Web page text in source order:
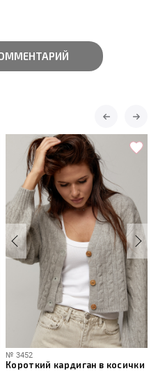
№ 3452
Короткий кардиган в косички